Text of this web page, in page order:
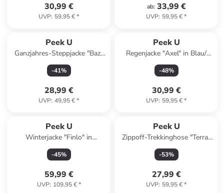
30,99 €
UVP: 59,95 €*
ab: 33,99 €
UVP: 59,95 €*
Peek U
Ganzjahres-Steppjacke "Baz"
in Dunkelblau
-41%
28,99 €
UVP: 49,95 €*
Peek U
Regenjacke "Axel" in Blau/
Dunkelblau
-48%
30,99 €
UVP: 59,95 €*
Peek U
Winterjacke "Finlo" in
Dunkelgrün
-45%
59,99 €
UVP: 109,95 €*
Peek U
Zippoff-Trekkinghose "Terra"
in Khaki/ Blau
-53%
27,99 €
UVP: 59,95 €*